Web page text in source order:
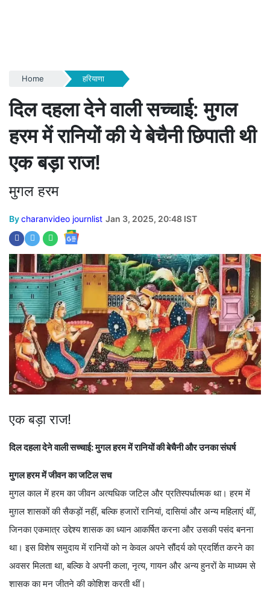
Home हरियाणा
दिल दहला देने वाली सच्चाई: मुगल
हरम में रानियों की ये बेचैनी छिपाती थी
एक बड़ा राज!
मुगल हरम
Bycharanvideo journlist Jan 3, 2025, 20:48 IST
एक बड़ा राज!
दिल दहला देने वाली सच्चाई: मुगल हरम में रानियों की बेचैनी और उनका संघर्ष
मुगल हरम में जीवन का जटिल सच
मुगल काल में हरम का जीवन अत्यधिक जटिल और प्रतिस्पर्धात्मक था। हरम में
मुग़ल शासकों की सैकड़ों नहीं, बल्कि हजारों रानियां, दासियां और अन्य महिलाएं थीं,
जिनका एकमात्र उद्देश्य शासक का ध्यान आकर्षित करना और उसकी पसंद बनना
था। इस विशेष समुदाय में रानियों को न केवल अपने सौंदर्य को प्रदर्शित करने का
अवसर मिलता था, बल्कि वे अपनी कला, नृत्य, गायन और अन्य हुनरों के माध्यम से
शासक का मन जीतने की कोशिश करती थीं।